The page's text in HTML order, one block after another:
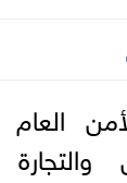
العام